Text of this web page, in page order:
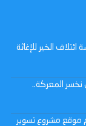
الخير للإغاثة
نخسر المعركة..
موقع مشروع تسوير